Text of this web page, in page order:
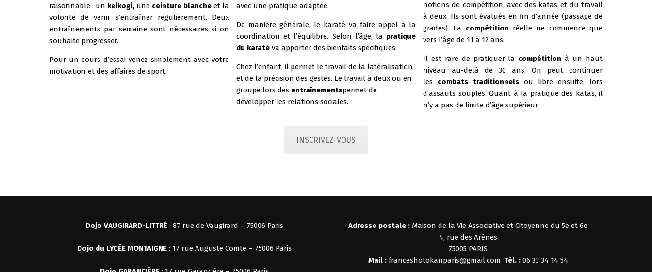
raisonnable : un keikogi, une ceinture blanche et la
volonté de venir s’entraîner régulièrement. Deux
entraînements par semaine sont nécessaires si on
souhaite progresser.
Pour un cours d’essai venez simplement avec votre
motivation et des affaires de sport.
avec une pratique adaptée.
De manière générale, le karaté va faire appel à la
coordination et l’équilibre. Selon l’âge, la pratique
du karaté va apporter des bienfaits spécifiques.
Chez l’enfant, il permet le travail de la latéralisation
et de la précision des gestes. Le travail à deux ou en
groupe lors des entraînementspermet de
développer les relations sociales.
notions de compétition, avec des katas et du travail
à deux. Ils sont évalués en fin d’année (passage de
grades). La compétition réelle ne commence que
vers l’âge de 11 à 12 ans.
Il est rare de pratiquer la compétition à un haut
niveau au-delà de 30 ans. On peut continuer
les combats traditionnels ou libre ensuite, lors
d’assauts souples. Quant à la pratique des katas, il
n’y a pas de limite d’âge supérieur.
INSCRIVEZ-VOUS
Dojo VAUGIRARD-LITTRÉ: 87 rue de Vaugirard – 75006 Paris
Dojo du LYCÉE MONTAIGNE : 17 rue Auguste Comte – 75006 Paris
Adresse postale : Maison de la Vie Associative et Citoyenne du 5e et 6e
4, rue des Arènes
75005 PARIS
Mail : franceshotokanparis@gmail.com Tél. :06 33 34 14 54